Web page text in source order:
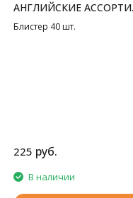
АНГЛИЙСКИЕ АССОРТИ
GAMMA
Блистер 40 шт.
225 руб.
В наличии